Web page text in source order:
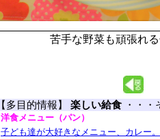
苦手な野菜も頑張れ
【多目的情報】 楽しい給食 ・・
洋食メニュー（パン）
子ども達が大好きなメニュー、カレー。